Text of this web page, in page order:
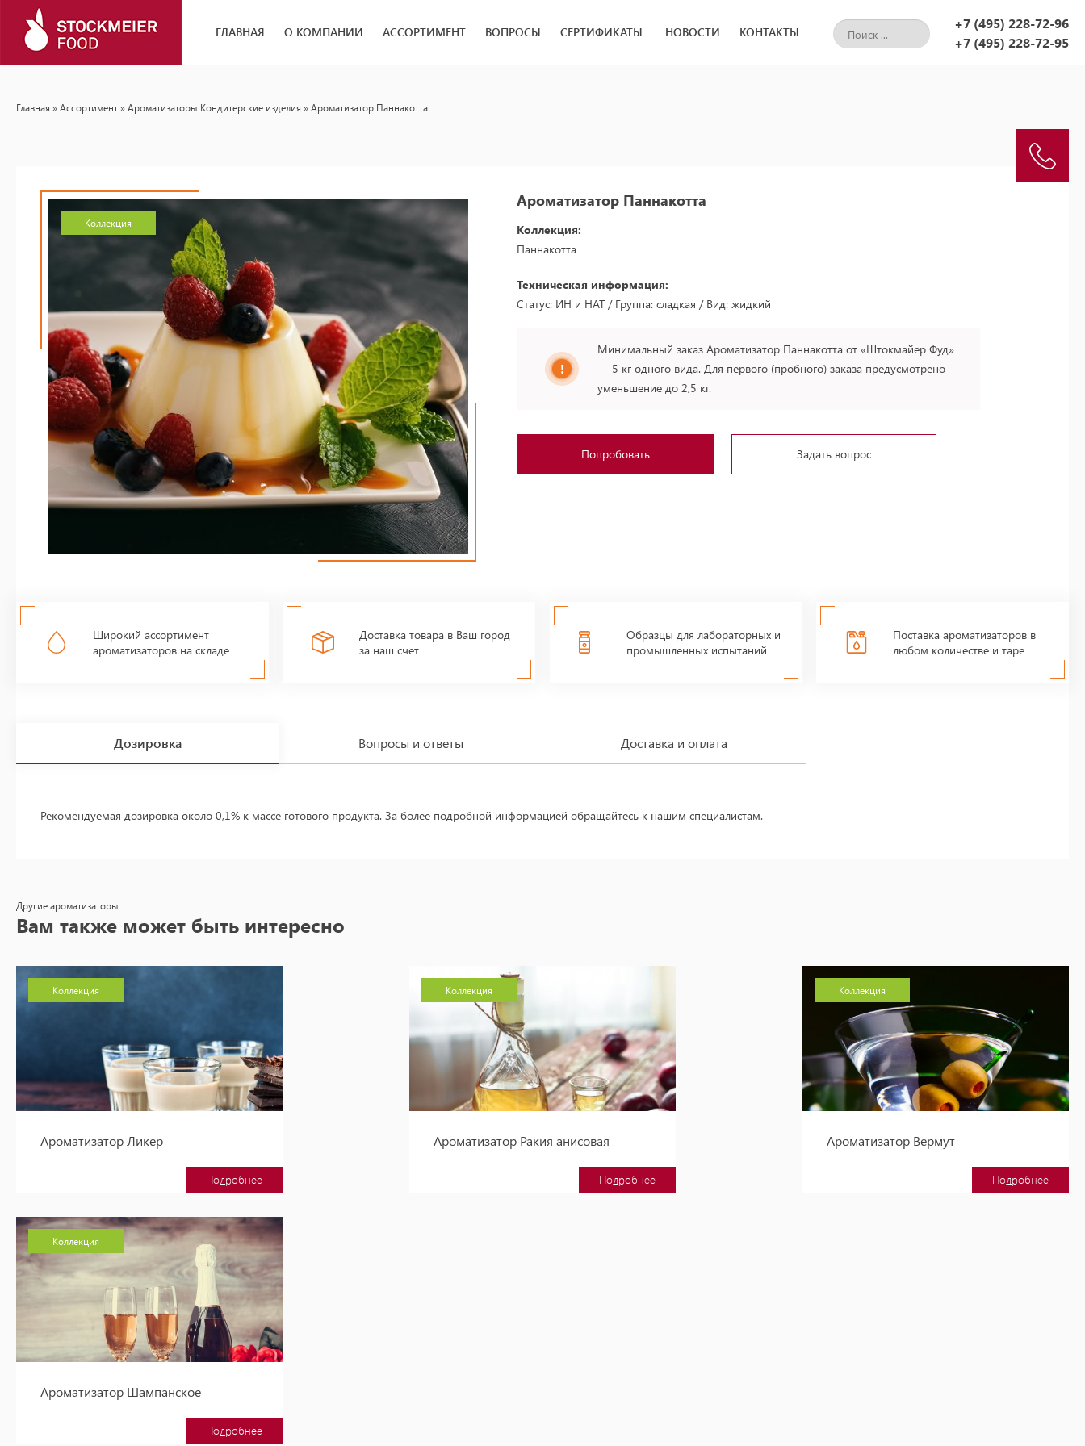
ГЛАВНАЯ О КОМПАНИИ АССОРТИМЕНТ ВОПРОСЫ СЕРТИФИКАТЫ НОВОСТИ КОНТАКТЫ
+7 (495) 228-72-96
+7 (495) 228-72-95
Главная »Ассортимент »Ароматизаторы Кондитерские изделия » Ароматизатор Паннакотта
Коллекция
Ароматизатор Паннакотта
Коллекция:
Паннакотта
Техническая информация:
Статус: ИН и НАТ / Группа: сладкая / Вид: жидкий
Минимальный заказ Ароматизатор Паннакотта от «Штокмайер Фуд»
— 5 кг одного вида. Для первого (пробного) заказа предусмотрено
уменьшение до 2,5 кг.
Попробовать Задать вопрос
Широкий ассортимент
ароматизаторов на складе
Доставка товара в Ваш город
за наш счет
Образцы для лабораторных и
промышленных испытаний
Поставка ароматизаторов в
любом количестве и таре
Дозировка Вопросы и ответы Доставка и оплата
Рекомендуемая дозировка около 0,1% к массе готового продукта. За более подробной информацией обращайтесь к нашим специалистам.
Другие ароматизаторы
Вам также может быть интересно
Коллекция
Ароматизатор Ликер
Подробнее
Коллекция
Ароматизатор Ракия анисовая
Подробнее
Коллекция
Ароматизатор Вермут
Подробнее
Коллекция
Ароматизатор Шампанское
Подробнее